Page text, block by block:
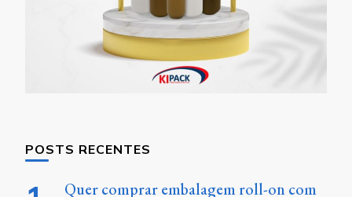
POSTS RECENTES
Quer comprar embalagem roll-on com